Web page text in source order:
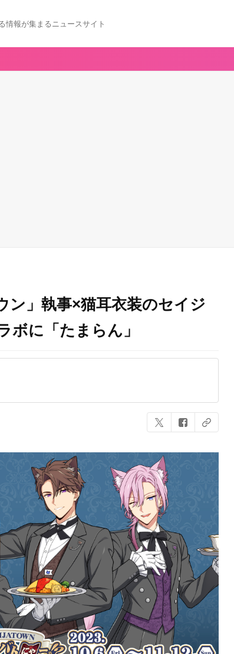
情報が集まるニュースサイト
ン」執事×猫耳衣装のセイジ
ボに「たまらん」